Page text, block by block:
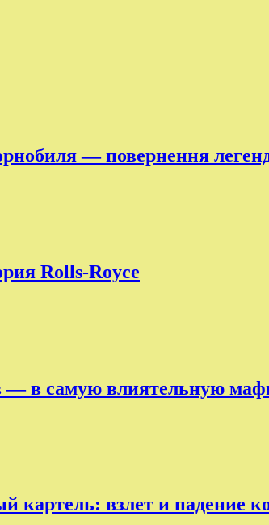
— повернення
Rolls-Royce
— в самую влиятельную
картель: взлет и падение